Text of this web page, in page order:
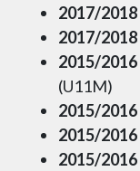
2017/2018
2017/2018
2015/2016
(U11M)
2015/2016
2015/2016
2015/2016